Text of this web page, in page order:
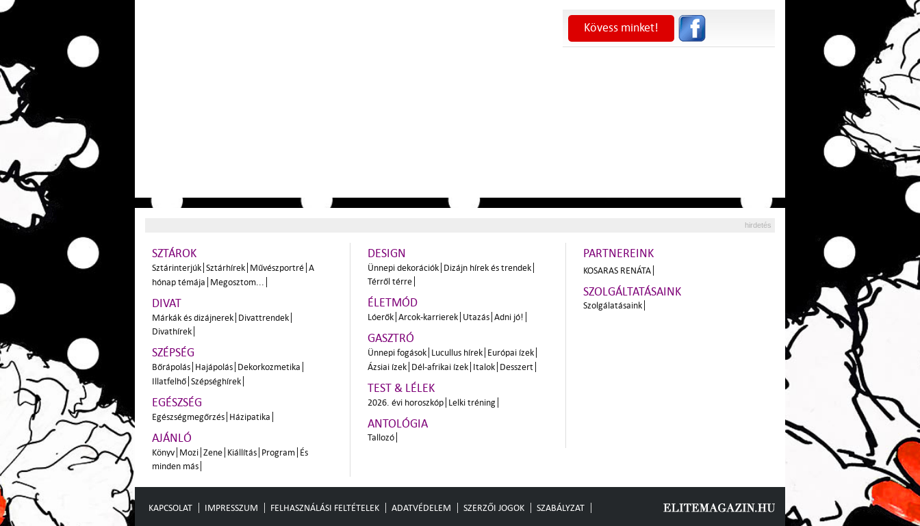
Kövess minket!
hirdetés
SZTÁROK
Sztárinterjúk Sztárhírek Művészportré A
hónap témája Megosztom...
DIVAT
Márkák és dizájnerek Divattrendek
Divathírek
SZÉPSÉG
Bőrápolás Hajápolás Dekorkozmetika
Illatfelhő Szépséghírek
EGÉSZSÉG
Egészségmegőrzés Házipatika
AJÁNLÓ
Könyv Mozi Zene Kiállítás Program És
minden más
DESIGN
Ünnepi dekorációk Dizájn hírek és trendek
Térről térre
ÉLETMÓD
Lóerők Arcok-karrierek Utazás Adni jó!
GASZTRÓ
Ünnepi fogások Lucullus hírek Európai ízek
Ázsiai ízek Dél-afrikai ízek Italok Desszert
TEST & LÉLEK
2026. évi horoszkóp Lelki tréning
ANTOLÓGIA
Tallozó
PARTNEREINK
KOSARAS RENÁTA
SZOLGÁLTATÁSAINK
Szolgálatásaink
KAPCSOLAT IMPRESSZUM FELHASZNÁLÁSI FELTÉTELEK ADATVÉDELEM SZERZŐI JOGOK SZABÁLYZAT